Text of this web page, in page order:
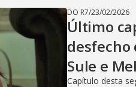
DO R7/23/02/2026
Último
desfecho
Sule e
Capítulo desta